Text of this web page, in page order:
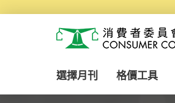
消費者委員會
選擇月刊 格價工具